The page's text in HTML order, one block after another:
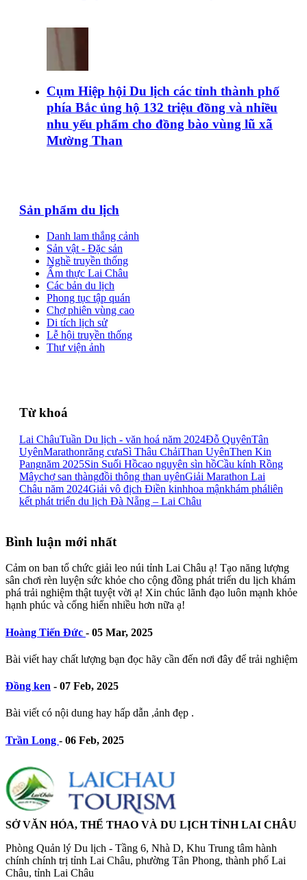
Cụm Hiệp hội Du lịch các tỉnh thành phố
phía Bắc ủng hộ 132 triệu đồng và nhiều
nhu yếu phẩm cho đồng bào vùng lũ xã
Mường Than
Sản phẩm du lịch
Danh lam thắng cảnh
Sản vật - Đặc sản
Nghề truyền thống
Ẩm thực Lai Châu
Các bản du lịch
Phong tục tập quán
Chợ phiên vùng cao
Di tích lịch sử
Lễ hội truyền thống
Thư viện ảnh
Từ khoá
Lai ChâuTuần Du lịch - văn hoá năm 2024Đỗ QuyênTân
UyênMarathonrăng cưaSì Thâu ChảiThan UyênThen Kin
Pangnăm 2025Sin Suối Hồcao nguyên sìn hồCầu kính Rồng
Mâychợ san thàngđồi thông than uyênGiải Marathon Lai
Châu năm 2024Giải vô địch Điền kinhhoa mậnkhám pháliên
kết phát triển du lịch Đà Nẵng – Lai Châu
Bình luận mới nhất
Cảm on ban tổ chức giải leo núi tỉnh Lai Châu ạ! Tạo năng lượng
sân chơi rèn luyện sức khỏe cho cộng đồng phát triển du lịch khám
phá trải nghiệm thật tuyệt vời ạ! Xin chúc lãnh đạo luôn mạnh khỏe
hạnh phúc và cống hiến nhiều hơn nữa ạ!
Hoàng Tiến Đức - 05 Mar, 2025
Bài viết hay chất lượng bạn đọc hãy cần đến nơi đây để trải nghiệm
Đồng ken - 07 Feb, 2025
Bài viết có nội dung hay hấp dẫn ,ảnh đẹp .
Trần Long - 06 Feb, 2025
SỞ VĂN HÓA, THỂ THAO VÀ DU LỊCH TỈNH LAI CHÂU
Phòng Quản lý Du lịch - Tầng 6, Nhà D, Khu Trung tâm hành
chính chính trị tỉnh Lai Châu, phường Tân Phong, thành phố Lai
Châu, tỉnh Lai Châu